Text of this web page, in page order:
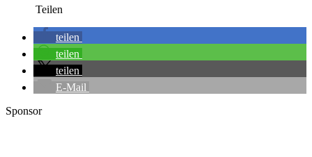
Teilen
teilen
teilen
teilen
E-Mail
Sponsor